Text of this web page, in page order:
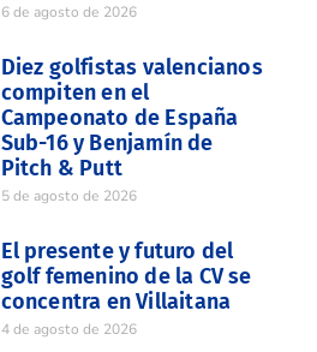
6 de agosto de 2026
Diez golfistas valencianos
compiten en el
Campeonato de España
Sub-16 y Benjamín de
Pitch & Putt
5 de agosto de 2026
El presente y futuro del
golf femenino de la CV se
concentra en Villaitana
4 de agosto de 2026